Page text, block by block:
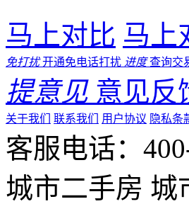
马上对比 马上
免打扰 开通免电话打扰 进度 查询交
提意见 意见反
关于我们 联系我们 用户协议 隐私条
客服电话：
城市二手房 城